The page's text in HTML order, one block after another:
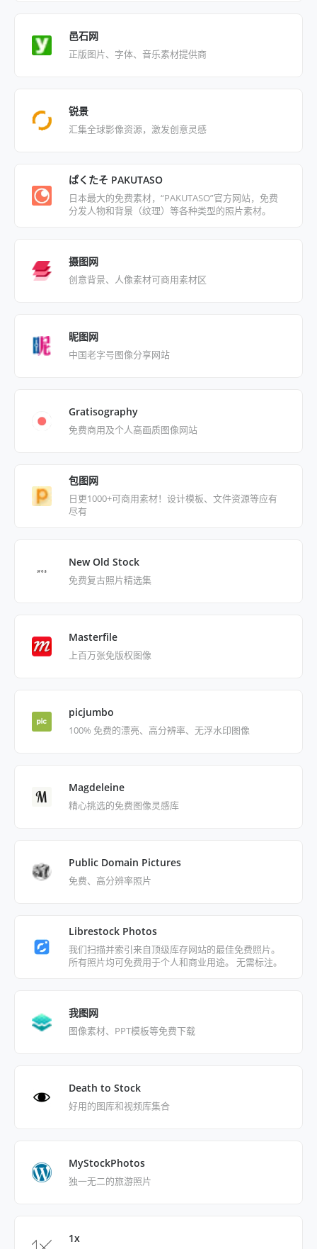
邑石网
正版图片、字体、音乐素材提供商
锐景
汇集全球影像资源，激发创意灵感
ぱくたそ PAKUTASO
日本最大的免费素材，“PAKUTASO”官方网站，免费
分发人物和背景（纹理）等各种类型的照片素材。
摄图网
创意背景、人像素材可商用素材区
昵图网
中国老字号图像分享网站
Gratisography
免费商用及个人高画质图像网站
包图网
日更1000+可商用素材！设计模板、文件资源等应有
尽有
New Old Stock
免费复古照片精选集
Masterfile
上百万张免版权图像
picjumbo
100% 免费的漂亮、高分辨率、无浮水印图像
Magdeleine
精心挑选的免费图像灵感库
Public Domain Pictures
免费、高分辨率照片
Librestock Photos
我们扫描并索引来自顶级库存网站的最佳免费照片。
所有照片均可免费用于个人和商业用途。 无需标注。
我图网
图像素材、PPT模板等免费下载
Death to Stock
好用的图库和视频库集合
MyStockPhotos
独一无二的旅游照片
1x